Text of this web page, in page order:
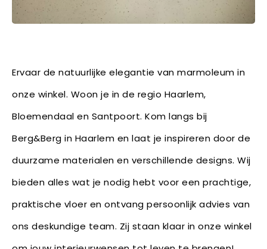
Ervaar de natuurlijke elegantie van marmoleum in
onze winkel. Woon je in de regio Haarlem,
Bloemendaal en Santpoort. Kom langs bij
Berg&Berg in Haarlem en laat je inspireren door de
duurzame materialen en verschillende designs. Wij
bieden alles wat je nodig hebt voor een prachtige,
praktische vloer en ontvang persoonlijk advies van
ons deskundige team. Zij staan klaar in onze winkel